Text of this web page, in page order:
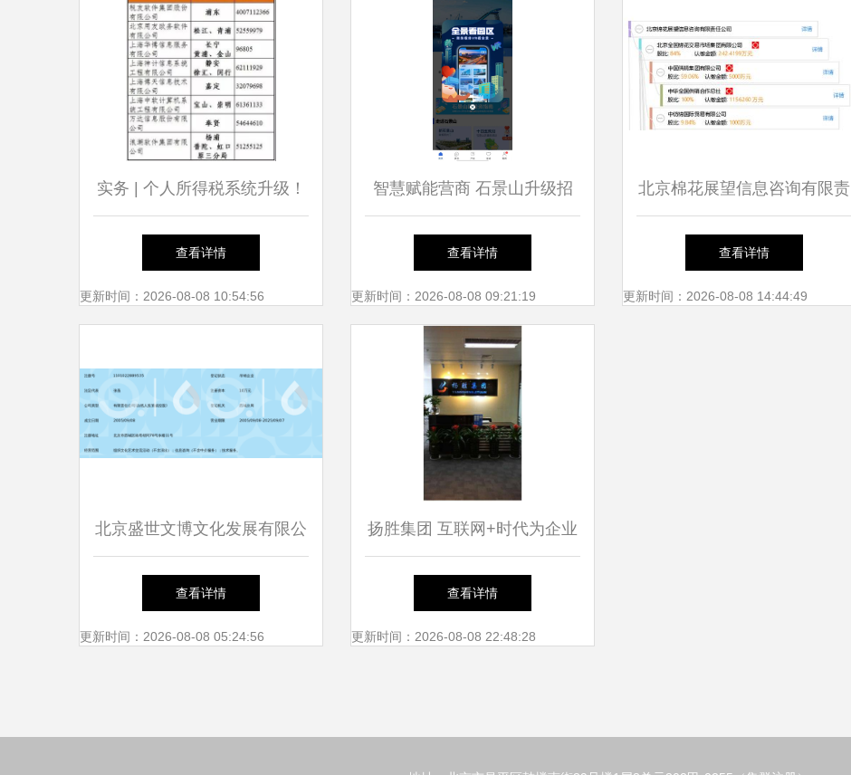
实务 | 个人所得税系统升级！
操作说明看过来 —— 北京信
息技术咨询服务
查看详情
更新时间：2026-08-08 10:54:56
智慧赋能营商 石景山升级招
商小程序重构企业服务新模式
查看详情
更新时间：2026-08-08 09:21:19
北京棉花展望信息咨询有限责
任公司 深耕信息技术咨询服
务的专业伙伴
查看详情
更新时间：2026-08-08 14:44:49
北京盛世文博文化发展有限公
司信息技术咨询服务解析
查看详情
更新时间：2026-08-08 05:24:56
扬胜集团 互联网+时代为企业
发展助力护航
查看详情
更新时间：2026-08-08 22:48:28